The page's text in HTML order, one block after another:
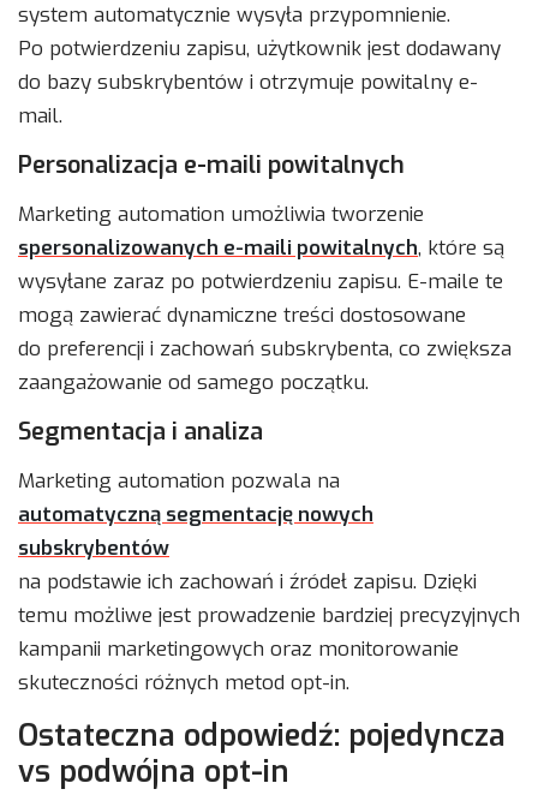
system automatycznie wysyła przypomnienie.
Po potwierdzeniu zapisu, użytkownik jest dodawany
do bazy subskrybentów i otrzymuje powitalny e-
mail.
Personalizacja e-maili powitalnych
Marketing automation umożliwia tworzenie
spersonalizowanych e-maili powitalnych, które są
wysyłane zaraz po potwierdzeniu zapisu. E-maile te
mogą zawierać dynamiczne treści dostosowane
do preferencji i zachowań subskrybenta, co zwiększa
zaangażowanie od samego początku.
Segmentacja i analiza
Marketing automation pozwala na
automatyczną segmentację nowych
subskrybentów
na podstawie ich zachowań i źródeł zapisu. Dzięki
temu możliwe jest prowadzenie bardziej precyzyjnych
kampanii marketingowych oraz monitorowanie
skuteczności różnych metod opt-in.
Ostateczna odpowiedź: pojedyncza
vs podwójna opt-in